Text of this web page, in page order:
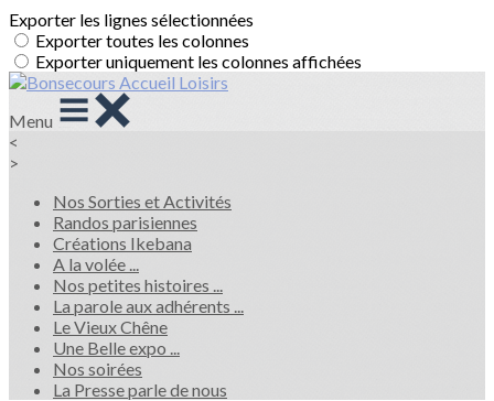
Exporter les lignes sélectionnées
Exporter toutes les colonnes
Exporter uniquement les colonnes affichées
Menu
<
>
Nos Sorties et Activités
Randos parisiennes
Créations Ikebana
A la volée ...
Nos petites histoires ...
La parole aux adhérents ...
Le Vieux Chêne
Une Belle expo ...
Nos soirées
La Presse parle de nous